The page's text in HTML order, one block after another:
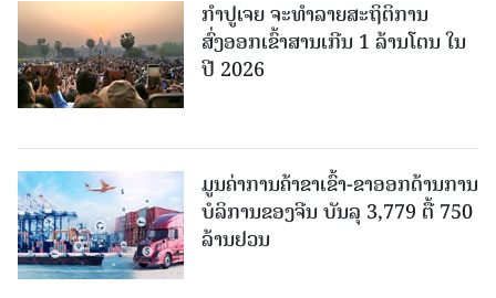
ກຳປູເຈຍ ຈະທຳລາຍສະຖິຕິການ
ສົ່ງອອກເຂົ້າສານເກີນ 1 ລ້ານໂຕນ ໃນ
ປີ 2026
ມູນຄ່າການຄ້າຂາເຂົ້າ-ຂາອອກດ້ານການ
ບໍລິການຂອງຈີນ ບັນລຸ 3,779 ຕື້ 750
ລ້ານຢວນ